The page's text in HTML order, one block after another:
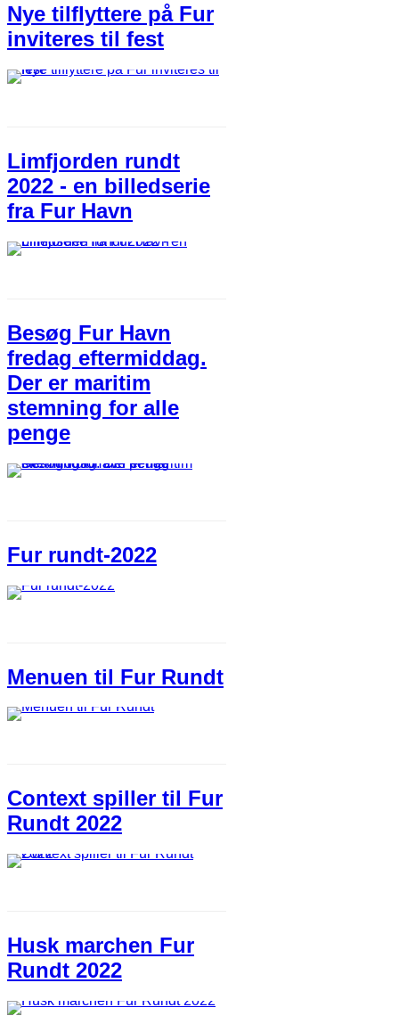
Nye tilflyttere på Fur
inviteres til fest
Limfjorden rundt
2022 - en billedserie
fra Fur Havn
Besøg Fur Havn
fredag eftermiddag.
Der er maritim
stemning for alle
penge
Fur rundt-2022
Menuen til Fur Rundt
Context spiller til Fur
Rundt 2022
Husk marchen Fur
Rundt 2022